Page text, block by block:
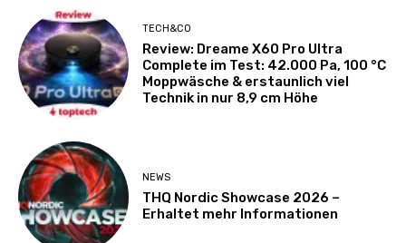
TECH&CO
Review: Dreame X60 Pro Ultra
Complete im Test: 42.000 Pa, 100 °C
Moppwäsche & erstaunlich viel
Technik in nur 8,9 cm Höhe
NEWS
THQ Nordic Showcase 2026 –
Erhaltet mehr Informationen